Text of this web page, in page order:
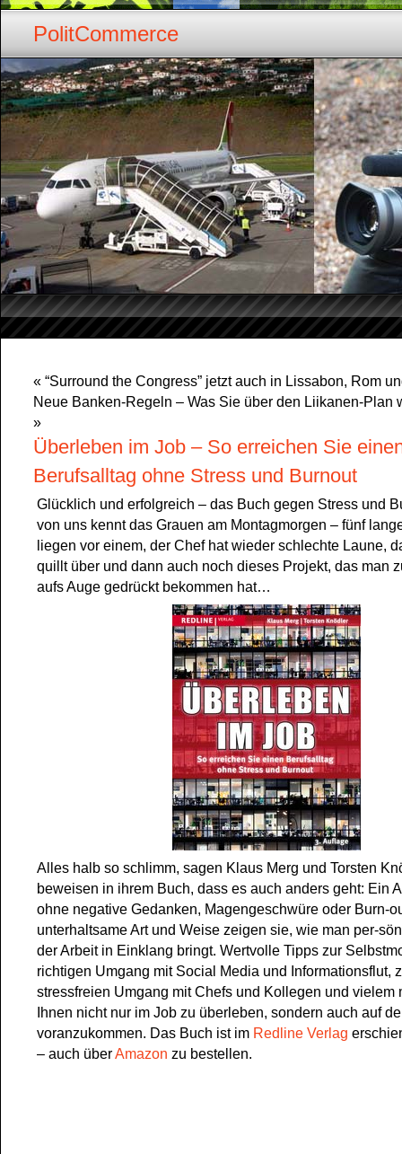
PolitCommerce
« “Surround the Congress” jetzt auch in Lissabon, Rom
Neue Banken-Regeln – Was Sie über den Liikanen-Plan
»
Überleben im Job – So erreichen Sie
Berufsalltag ohne Stress und Burnout
Glücklich und erfolgreich – das Buch gegen Stress und
von uns kennt das Grauen am Montagmorgen – fünf
liegen vor einem, der Chef hat wieder schlechte Laune,
quillt über und dann auch noch dieses Projekt, das man
aufs Auge gedrückt bekommen hat…
Alles halb so schlimm, sagen Klaus Merg und Torsten
beweisen in ihrem Buch, dass es auch anders geht: Ein
ohne negative Gedanken, Magengeschwüre oder Burn-
unterhaltsame Art und Weise zeigen sie, wie man per-
der Arbeit in Einklang bringt. Wertvolle Tipps zur
richtigen Umgang mit Social Media und Informationsflut,
stressfreien Umgang mit Chefs und Kollegen und vielem
Ihnen nicht nur im Job zu überleben, sondern auch auf
voranzukommen. Das Buch ist im Redline Verlag
– auch überAmazon zu bestellen.